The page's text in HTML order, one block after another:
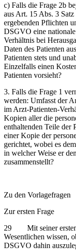
c) Falls die Frage 2b
aus Art. 15 Abs. 3
ergebenden Pflichten
DSGVO eine
Verhältnis bei
Daten des Patienten
Patienten stets und
Einzelfalls einen
Patienten vorsieht?
3. Falls die Frage 1
werden: Umfasst der
im Arzt-Patienten-
Kopien aller die
enthaltenden Teile der
einer Kopie der
gerichtet, wobei es
in welcher Weise er
zusammenstellt?
Zu den Vorlagefragen
Zur ersten Frage
29 Mit seiner ersten
Wesentlichen wissen,
DSGVO dahin